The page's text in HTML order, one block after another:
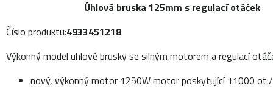
Úhlová bruska 125mm s regulací otáček
Číslo produktu:4933451218
Výkonný model uhlové brusky se silným motorem a regulací
nový, výkonný motor 1250W motor poskytující 11000